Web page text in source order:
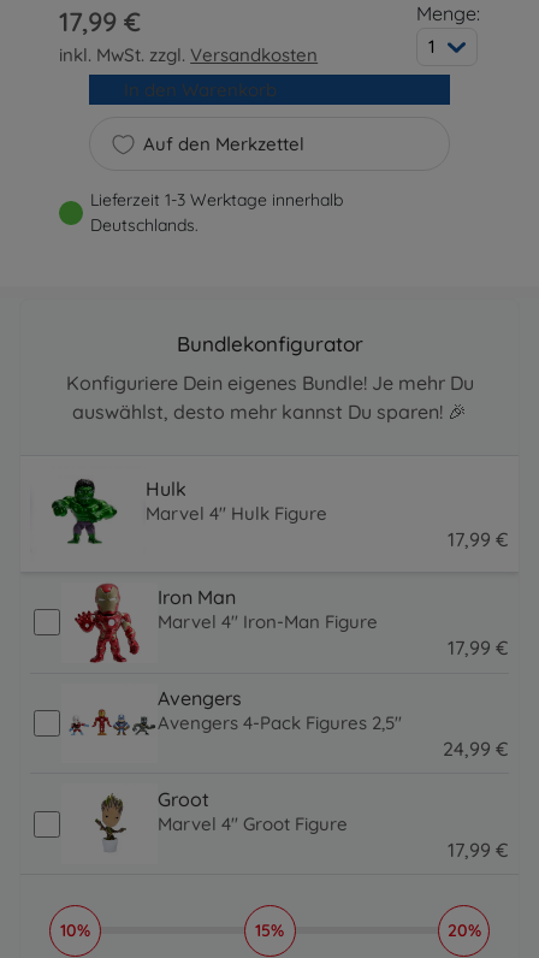
17,99 €
inkl. MwSt. zzgl.Versandkosten
Menge:
1
Auf den Merkzettel
In den Warenkorb
Lieferzeit 1-3 Werktage innerhalb
Deutschlands.
Bundlekonfigurator
Konfiguriere Dein eigenes Bundle! Je mehr Du
auswählst, desto mehr kannst Du sparen! 🎉
Hulk
Marvel 4" Hulk Figure
17,99 €
Iron Man
Marvel 4" Iron-Man Figure
17,99 €
Avengers
Avengers 4-Pack Figures 2,5"
24 99 €
Groot
Marvel 4" Groot Figure
17 99 €
10% 15% 20%